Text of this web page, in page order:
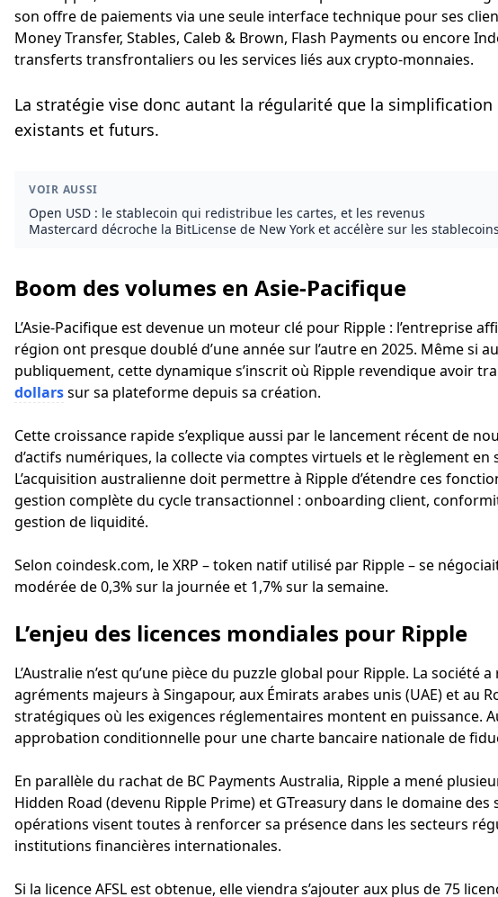
son offre de paiements via une seule interface technique pour ses
Money Transfer, Stables, Caleb & Brown, Flash Payments ou encore
transferts transfrontaliers ou les services liés aux crypto-monnaies.
La stratégie vise donc autant la régularité que la
existants et futurs.
VOIR AUSSI
Open USD : le stablecoin qui redistribue les cartes, et les revenus
Mastercard décroche la BitLicense de New York et accélère sur les stablecoins
Boom des volumes en Asie-Pacifique
L’Asie-Pacifique est devenue un moteur clé pour Ripple : l’entreprise
région ont presque doublé d’une année sur l’autre en 2025. Même si
publiquement, cette dynamique s’inscrit où Ripple revendique avoir
dollarssur sa plateforme depuis sa création.
Cette croissance rapide s’explique aussi par le lancement récent de
d’actifs numériques, la collecte via comptes virtuels et le règlement
L’acquisition australienne doit permettre à Ripple d’étendre ces
gestion complète du cycle transactionnel : onboarding client,
gestion de liquidité.
Selon coindesk.com, le XRP – token natif utilisé par Ripple – se
modérée de 0,3% sur la journée et 1,7% sur la semaine.
L’enjeu des licences mondiales pour Ripple
L’Australie n’est qu’une pièce du puzzle global pour Ripple. La société
agréments majeurs à Singapour, aux Émirats arabes unis (UAE) et au
stratégiques où les exigences réglementaires montent en puissance.
approbation conditionnelle pour une charte bancaire nationale de
En parallèle du rachat de BC Payments Australia, Ripple a mené
Hidden Road (devenu Ripple Prime) et GTreasury dans le domaine
opérations visent toutes à renforcer sa présence dans les secteurs
institutions financières internationales.
Si la licence AFSL est obtenue, elle viendra s’ajouter aux plus de 75